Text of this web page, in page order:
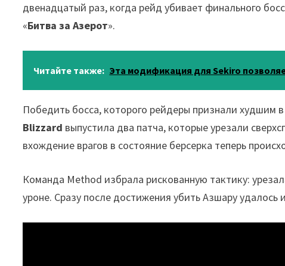
двенадцатый раз, когда рейд убивает финального
«Битва за Азерот».
Читайте также: Эта модификация для Sekiro
Победить босса, которого рейдеры признали худшим
Blizzard выпустила два патча, которые урезали
вхождение врагов в состояние берсерка теперь
Команда Method избрала рискованную тактику:
уроне. Сразу после достижения убить Азшару